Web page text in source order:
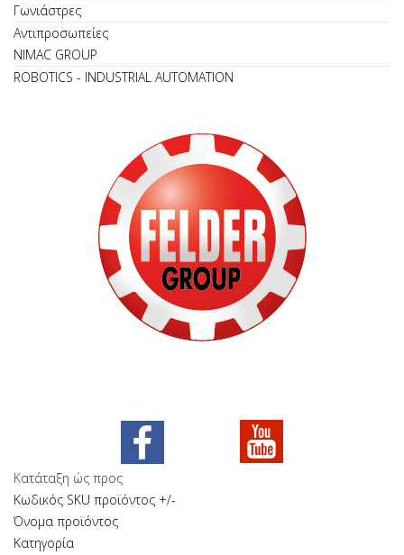
Γωνιάστρες
Αντιπροσωπείες
NIMAC GROUP
ROBOTICS - INDUSTRIAL AUTOMATION
Κατάταξη ώς προς
Κωδικός SKU προϊόντος +/-
Όνομα προϊόντος
Κατηγορία